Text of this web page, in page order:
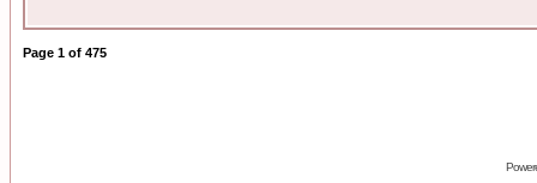
Page 1 of 475